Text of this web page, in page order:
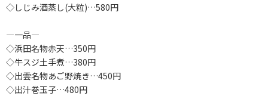
◇しじみ酒蒸し(大粒)…580円
―一品―
◇浜田名物赤天…350円
◇牛スジ土手煮…380円
◇出雲名物あご野焼き…450円
◇出汁巻玉子…480円